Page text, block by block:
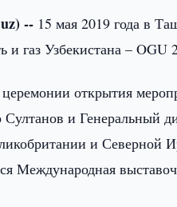
-- 15 мая 2019 года в
газ Узбекистана – OGU
открытия
и Генеральный
и Северной
Международная